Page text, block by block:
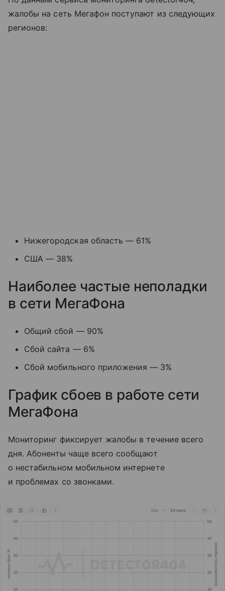
жалобы на сеть Мегафон поступают из следующих
регионов:
Нижегородская область — 61%
США — 38%
Наиболее частые неполадки
в сети МегаФона
Общий сбой — 90%
Сбой сайта — 6%
Сбой мобильного приложения — 3%
График сбоев в работе сети
МегаФона
Мониторинг фиксирует жалобы в течение всего
дня. Абоненты чаще всего сообщают
о нестабильном мобильном интернете
и проблемах со звонками.